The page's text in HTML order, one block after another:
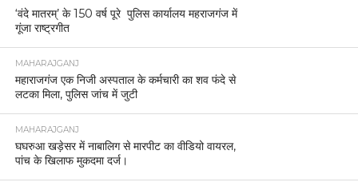
‘वंदे मातरम्’ के 150 वर्ष पूरे पुलिस कार्यालय महराजगंज में
गूंजा राष्ट्रगीत
MAHARAJGANJ
महाराजगंज एक निजी अस्पताल के कर्मचारी का शव फंदे से
लटका मिला, पुलिस जांच में जुटी
MAHARAJGANJ
घघरुआ खड़ेसर में नाबालिग से मारपीट का वीडियो वायरल,
पांच के खिलाफ मुकदमा दर्ज।